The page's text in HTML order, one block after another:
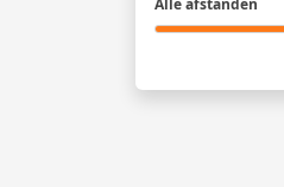
Alle afstanden